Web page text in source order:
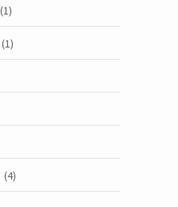
(1)
(1)
(4)